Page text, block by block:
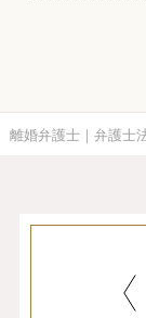
離婚弁護士｜弁護士